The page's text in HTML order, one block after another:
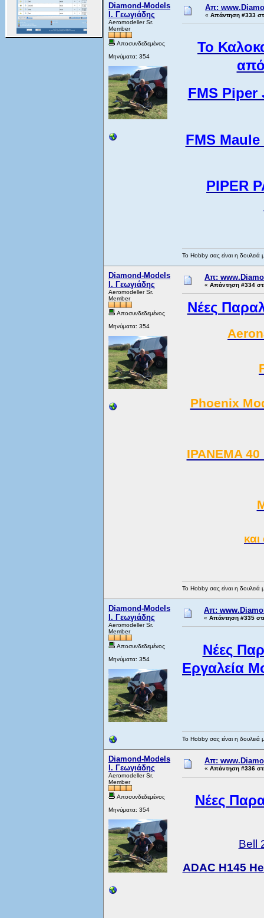
Diamond-Models
Ι. Γεωγιάδης
Aeromodeller Sr.
Member
Αποσυνδεδεμένος
Μηνύματα: 354
Απ:
« Απάντηση #333
Το
FMS Piper
FMS
PIPER
Το Hobby σας είναι η δουλειά
Diamond-Models
Ι. Γεωγιάδης
Aeromodeller Sr.
Member
Αποσυνδεδεμένος
Μηνύματα: 354
Απ:
« Απάντηση #334
Νέες
Phoenix
IPANEMA
Το Hobby σας είναι η δουλειά
Diamond-Models
Ι. Γεωγιάδης
Aeromodeller Sr.
Member
Αποσυνδεδεμένος
Μηνύματα: 354
Απ:
« Απάντηση #335
Νέες
Εργαλεία
Το Hobby σας είναι η δουλειά
Diamond-Models
Ι. Γεωγιάδης
Aeromodeller Sr.
Member
Αποσυνδεδεμένος
Μηνύματα: 354
Απ:
« Απάντηση #336
Νέες
Bell
ADAC H145